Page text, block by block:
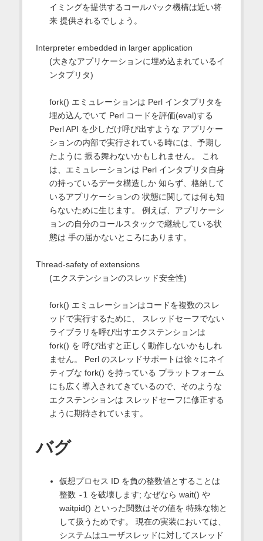
イミングを提供するコールバック機構は近い将
来 提供されるでしょう。
Interpreter embedded in larger application
(大きなアプリケーションに埋め込まれているイ
ンタプリタ)
fork() エミュレーションは Perl インタプリタを
埋め込んでいて Perl コードを評価(eval)する
Perl API を少しだけ呼び出すような アプリケー
ションの内部で実行されている時には、予期し
たように 振る舞わないかもしれません。 これ
は、エミュレーションは Perl インタプリタ自身
の持っているデータ構造しか 知らず、格納して
いるアプリケーションの 状態に関しては何も知
らないために生じます。 例えば、アプリケーシ
ョンの自分のコールスタックで継続している状
態は 手の届かないところにあります。
Thread-safety of extensions
(エクステンションのスレッド安全性)
fork() エミュレーションはコードを複数のスレ
ッドで実行するために、 スレッドセーフでない
ライブラリを呼び出すエクステンションは
fork() を 呼び出すと正しく動作しないかもしれ
ません。 Perl のスレッドサポートは徐々にネイ
ティブな fork() を持っている プラットフォーム
にも広く導入されてきているので、そのような
エクステンションは スレッドセーフに修正する
ように期待されています。
バグ
仮想プロセス ID を負の整数値とすることは
整数 -1を破壊します; なぜなら wait() や
waitpid() といった関数はその値を 特殊な物と
して扱うためです。 現在の実装においては、
システムはユーザスレッドに対してスレッド